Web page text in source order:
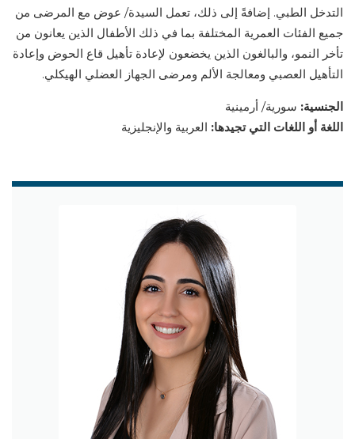
التدخل الطبي. إضافةً إلى ذلك، تعمل السيدة/ عوض مع المرضى من
جميع الفئات العمرية المختلفة بما في ذلك الأطفال الذين يعانون من
تأخر النمو، والبالغون الذين يخضعون لإعادة تأهيل قاع الحوض وإعادة
التأهيل العصبي ومعالجة الألم ومرضى الجهاز العضلي الهيكلي.
الجنسية: سورية/ أرمينية
اللغة أو اللغات التي تجيدها: العربية والإنجليزية